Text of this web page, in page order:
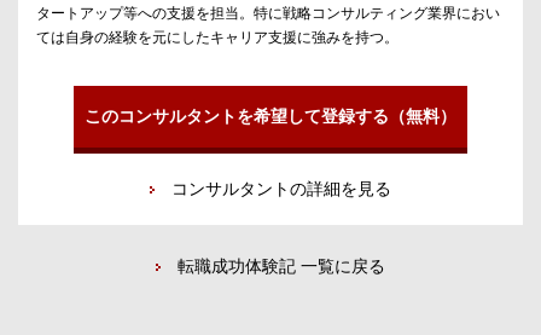
タートアップ等への支援を担当。特に戦略コンサルティング業界におい
ては自身の経験を元にしたキャリア支援に強みを持つ。
このコンサルタントを希望して登録する（無料）
コンサルタントの詳細を見る
転職成功体験記 一覧に戻る